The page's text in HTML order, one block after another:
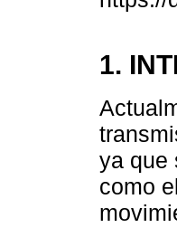
1.
ya que
como